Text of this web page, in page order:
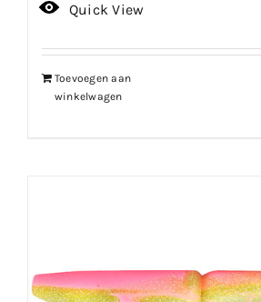
Quick View
Toevoegen aan
winkelwagen